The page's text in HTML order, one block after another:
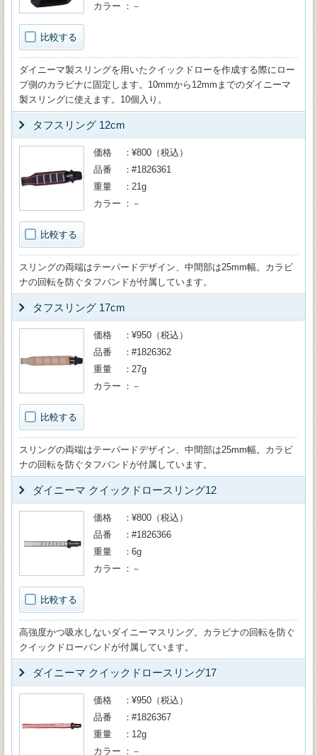
比較する
カラー －
ダイニーマ製スリングを用いたクイックドローを作成する際にロー
プ側のカラビナに固定します。10mmから12mmまでのダイニーマ
製スリングに使えます。10個入り。
タフスリング 12cm
比較する
価格
¥800（税込）
品番
#1826361
重量
21g
カラー
－
スリングの両端はテーパードデザイン、中間部は25mm幅。カラビ
ナの回転を防ぐタフバンドが付属しています。
タフスリング 17cm
比較する
価格
¥950（税込）
品番
#1826362
重量
27g
カラー
－
スリングの両端はテーパードデザイン、中間部は25mm幅。カラビ
ナの回転を防ぐタフバンドが付属しています。
ダイニーマ クイックドロースリング12
比較する
価格
¥800（税込）
品番
#1826366
重量
6g
カラー
－
高強度かつ吸水しないダイニーマスリング。カラビナの回転を防ぐ
クイックドローバンドが付属しています。
ダイニーマ クイックドロースリング17
価格
¥950（税込）
品番
#1826367
重量
12g
カラー
－